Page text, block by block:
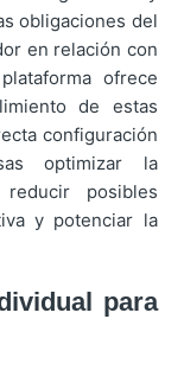
obligaciones del
en relación con
ofrece
de estas
configuración
optimizar la
posibles
y potenciar la
para